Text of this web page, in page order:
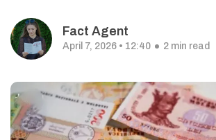
Fact Agent
April 7, 2026 • 12:40 2 min read